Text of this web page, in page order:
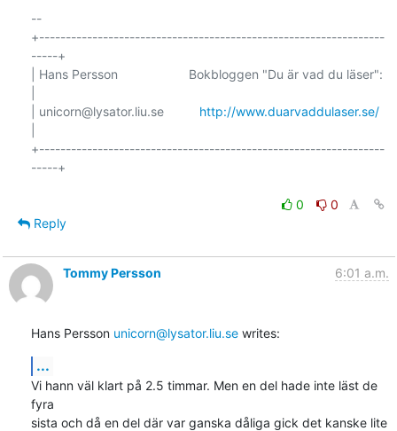
--
+-----------------------------------------------------------------
-----+
| Hans Persson                    Bokbloggen "Du är vad du läser":
| unicorn@lysator.liu.se http://www.duarvaddulaser.se/
+-----------------------------------------------------------------
-----+
0
0
Reply
Tommy Persson 6:01 a.m.
Hans Persson unicorn@lysator.liu.se writes:
...
Vi hann väl klart på 2.5 timmar. Men en del hade inte läst de
fyra
sista och då en del där var ganska dåliga gick det kanske lite